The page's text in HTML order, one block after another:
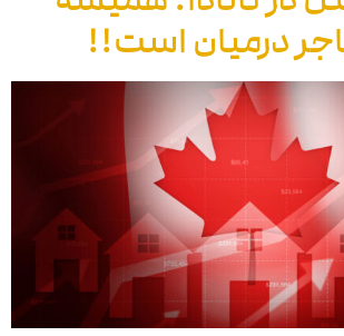
درمیان است!!